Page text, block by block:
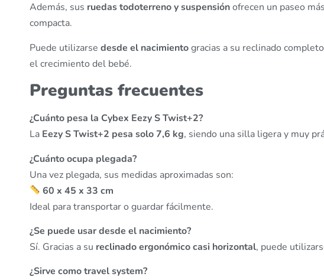
Además, sus ruedas todoterreno y suspensiónofrecen un paseo
compacta.
Puede utilizarse desde el nacimientogracias a su reclinado
el crecimiento del bebé.
Preguntas frecuentes
¿Cuánto pesa la Cybex Eezy S Twist+2?
La Eezy S Twist+2 pesa solo 7,6 kg, siendo una silla ligera y muy
¿Cuánto ocupa plegada?
Una vez plegada, sus medidas aproximadas son:
60 x 45 x 33 cm
Ideal para transportar o guardar fácilmente.
¿Se puede usar desde el nacimiento?
Sí. Gracias a su reclinado ergonómico casi horizontal, puede
¿Sirve como travel system?